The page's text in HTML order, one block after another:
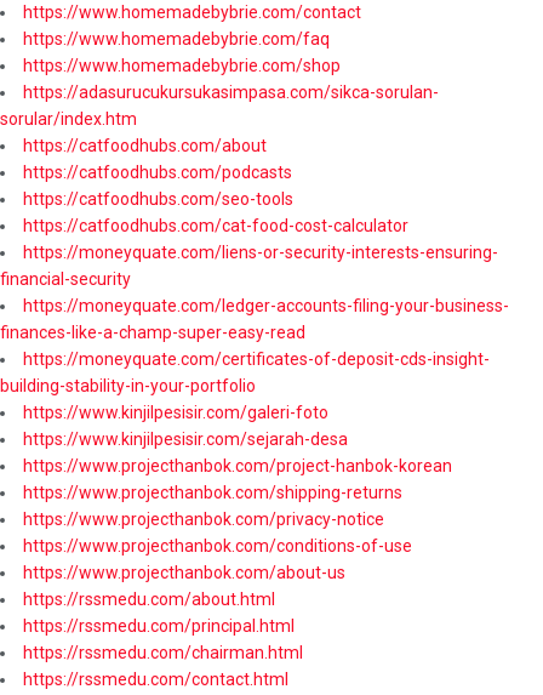
https://www.homemadebybrie.com/contact
https://www.homemadebybrie.com/faq
https://www.homemadebybrie.com/shop
https://adasurucukursukasimpasa.com/sikca-sorulan-
sorular/index.htm
https://catfoodhubs.com/about
https://catfoodhubs.com/podcasts
https://catfoodhubs.com/seo-tools
https://catfoodhubs.com/cat-food-cost-calculator
https://moneyquate.com/liens-or-security-interests-ensuring-
financial-security
https://moneyquate.com/ledger-accounts-filing-your-business-
finances-like-a-champ-super-easy-read
https://moneyquate.com/certificates-of-deposit-cds-insight-
building-stability-in-your-portfolio
https://www.kinjilpesisir.com/galeri-foto
https://www.kinjilpesisir.com/sejarah-desa
https://www.projecthanbok.com/project-hanbok-korean
https://www.projecthanbok.com/shipping-returns
https://www.projecthanbok.com/privacy-notice
https://www.projecthanbok.com/conditions-of-use
https://www.projecthanbok.com/about-us
https://rssmedu.com/about.html
https://rssmedu.com/principal.html
https://rssmedu.com/chairman.html
https://rssmedu.com/contact.html